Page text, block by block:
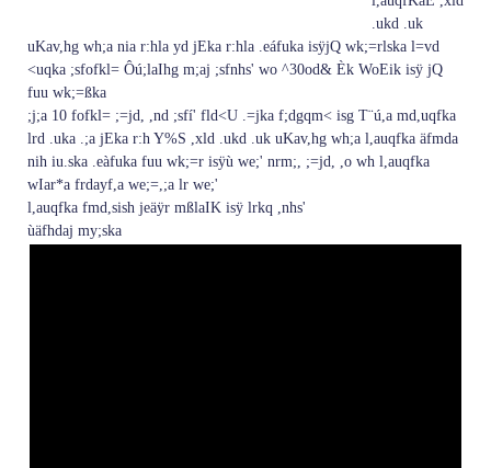
.ukd .uk
uKav,hg wh;a nia r:hla yd jEka r:hla .eáfuka isÿjQ wk;=rlska l=vd
<uqka ;sfofkl= Ôú;laIhg m;aj ;sfnhs' wo ^30od& Èk WoEik isÿ jQ
fuu wk;=ßka
;j;a 10 fofkl= ;=jd, ,nd ;sfí' fld<U .=jka f;dgqm< isg T¨‍ú,a md,uqfka
lrd .uka .;a jEka r:h Y%S ,xld .ukd .uk uKav,hg wh;a l,auqfka äfmda
nih iu.ska .eàfuka fuu wk;=r isÿù we;' nrm;, ;=jd, ,o wh l,auqfka
wIar*a frdayf,a we;=,;a lr we;'
l,auqfka fmd,sish jeäÿr mßlaIK isÿ lrkq ,nhs'
ùäfhdaj my;ska